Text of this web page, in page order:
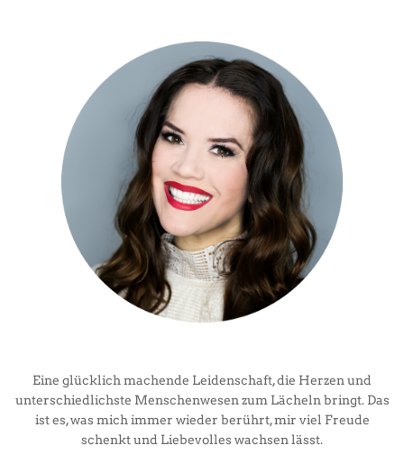
Eine glücklich machende Leidenschaft, die Herzen und
unterschiedlichste Menschenwesen zum Lächeln bringt. Das
ist es, was mich immer wieder berührt, mir viel Freude
schenkt und Liebevolles wachsen lässt.